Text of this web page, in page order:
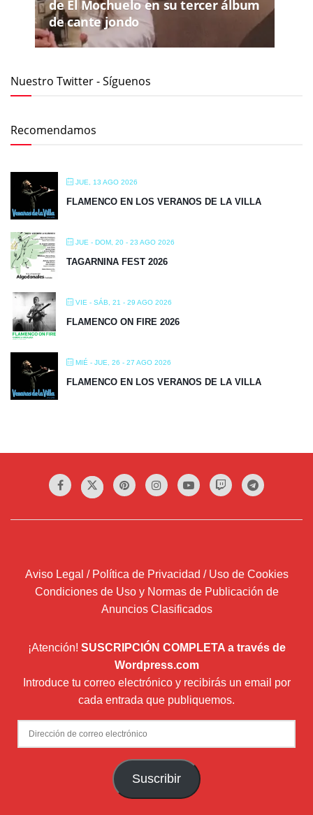
de El Mochuelo en su tercer álbum
de cante jondo
Nuestro Twitter - Síguenos
Recomendamos
JUE, 13 AGO 2026
FLAMENCO EN LOS VERANOS DE LA VILLA
JUE - DOM, 20 - 23 AGO 2026
TAGARNINA FEST 2026
VIE - SÁB, 21 - 29 AGO 2026
FLAMENCO ON FIRE 2026
MIÉ - JUE, 26 - 27 AGO 2026
FLAMENCO EN LOS VERANOS DE LA VILLA
Aviso Legal / Política de Privacidad / Uso de Cookies
Condiciones de Uso y Normas de Publicación de
Anuncios Clasificados
¡Atención! SUSCRIPCIÓN COMPLETA a través de
Wordpress.com
Introduce tu correo electrónico y recibirás un email por
cada entrada que publiquemos.
Dirección
de
Suscribir